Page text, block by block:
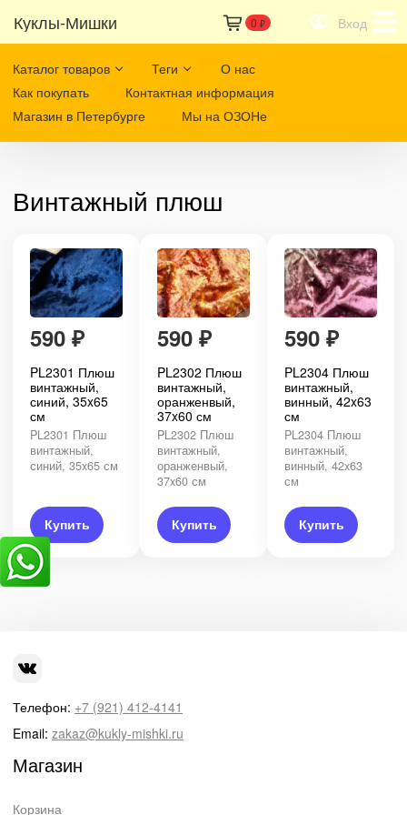
Куклы-Мишки 0 ₽ Вход
Каталог товаров Теги
О нас
Как покупать
Контактная информация
Магазин в Петербурге
Мы на ОЗОНе
Винтажный плюш
590 ₽
PL2301 Плюш
винтажный,
синий, 35x65
см
PL2301 Плюш
винтажный,
синий, 35x65 см
Купить
590 ₽
PL2302 Плюш
винтажный,
оранженвый,
37x60 см
PL2302 Плюш
винтажный,
оранженвый,
37x60 см
Купить
590 ₽
PL2304 Плюш
винтажный,
винный, 42x63
см
PL2304 Плюш
винтажный,
винный, 42x63
см
Купить
Телефон: +7 (921) 412-4141
Email: zakaz@kukly-mishki.ru
Магазин
Корзина